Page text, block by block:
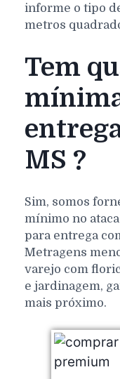
informe o tipo
metros
Tem
MS ?
Sim, somos
mínimo no
para entrega
Metragens
varejo com
e jardinagem,
mais próximo.